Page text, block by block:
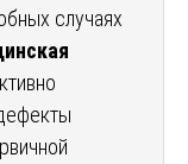
случаях